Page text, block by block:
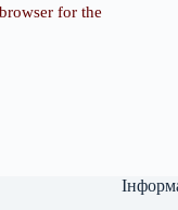
for the